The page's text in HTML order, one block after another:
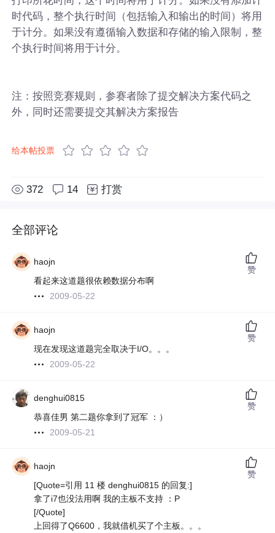
时代码，整个执行时间（包括输入和输出的时间）将用
于计分。如果没有遵循输入数据和存储的输入限制，整
个执行时间将用于计分。
注：按照竞赛规则，参赛者除了提交解决方案代码之
外，同时还需要提交其解决方案报告
给本帖投票
372 14 打赏
全部评论
haojn
看起来这道题很依赖数据分布啊
2009-05-22
赞
haojn
现在发现这道题完全取决于I/O。。。
2009-05-22
赞
denghui0815
恭喜佳男 第二题你拿到了冠军 ：）
2009-05-21
赞
haojn
[Quote=引用 11 楼 denghui0815 的回复:]
拿了i7也没法用啊 我的主板不支持 ：P
[/Quote]
上回得了Q6600，我就借机买了个主板。。。
赞